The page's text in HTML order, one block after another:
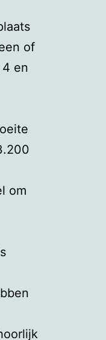
of
en
om